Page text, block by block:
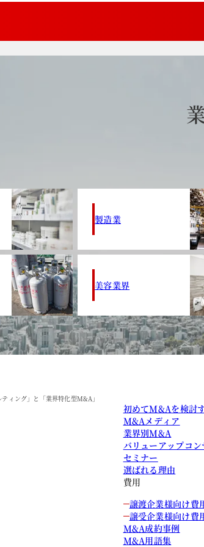
製造業
美容業界
ィング」と「業界特化型M&A」
初めてM&Aを検討
M&Aメディア
業界別M&A
バリューアップコ
セミナー
選ばれる理由
費用
譲渡企業様向け費
譲受企業様向け費
M&A成約事例
M&A用語集